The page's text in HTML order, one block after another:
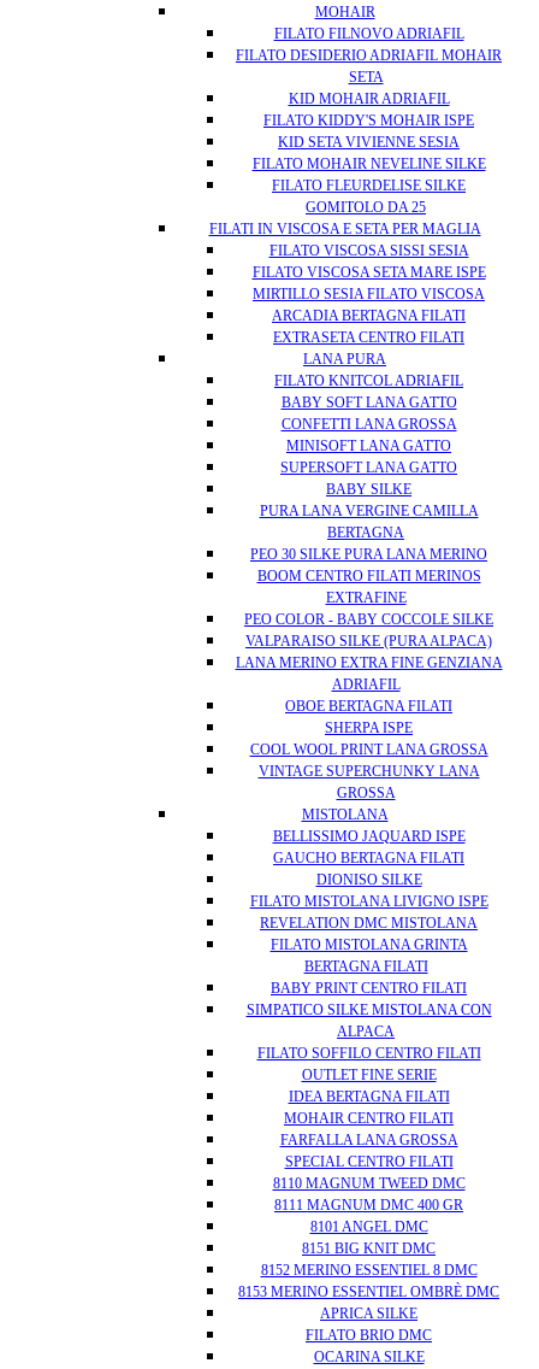
MOHAIR
FILATO FILNOVO ADRIAFIL
FILATO DESIDERIO ADRIAFIL MOHAIR
SETA
KID MOHAIR ADRIAFIL
FILATO KIDDY'S MOHAIR ISPE
KID SETA VIVIENNE SESIA
FILATO MOHAIR NEVELINE SILKE
FILATO FLEURDELISE SILKE
GOMITOLO DA 25
FILATI IN VISCOSA E SETA PER MAGLIA
FILATO VISCOSA SISSI SESIA
FILATO VISCOSA SETA MARE ISPE
MIRTILLO SESIA FILATO VISCOSA
ARCADIA BERTAGNA FILATI
EXTRASETA CENTRO FILATI
LANA PURA
FILATO KNITCOL ADRIAFIL
BABY SOFT LANA GATTO
CONFETTI LANA GROSSA
MINISOFT LANA GATTO
SUPERSOFT LANA GATTO
BABY SILKE
PURA LANA VERGINE CAMILLA
BERTAGNA
PEO 30 SILKE PURA LANA MERINO
BOOM CENTRO FILATI MERINOS
EXTRAFINE
PEO COLOR - BABY COCCOLE SILKE
VALPARAISO SILKE (PURA ALPACA)
LANA MERINO EXTRA FINE GENZIANA
ADRIAFIL
OBOE BERTAGNA FILATI
SHERPA ISPE
COOL WOOL PRINT LANA GROSSA
VINTAGE SUPERCHUNKY LANA
GROSSA
MISTOLANA
BELLISSIMO JAQUARD ISPE
GAUCHO BERTAGNA FILATI
DIONISO SILKE
FILATO MISTOLANA LIVIGNO ISPE
REVELATION DMC MISTOLANA
FILATO MISTOLANA GRINTA
BERTAGNA FILATI
BABY PRINT CENTRO FILATI
SIMPATICO SILKE MISTOLANA CON
ALPACA
FILATO SOFFILO CENTRO FILATI
OUTLET FINE SERIE
IDEA BERTAGNA FILATI
MOHAIR CENTRO FILATI
FARFALLA LANA GROSSA
SPECIAL CENTRO FILATI
8110 MAGNUM TWEED DMC
8111 MAGNUM DMC 400 GR
8101 ANGEL DMC
8151 BIG KNIT DMC
8152 MERINO ESSENTIEL 8 DMC
8153 MERINO ESSENTIEL OMBRÈ DMC
APRICA SILKE
FILATO BRIO DMC
OCARINA SILKE